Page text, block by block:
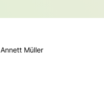
Annett Müller